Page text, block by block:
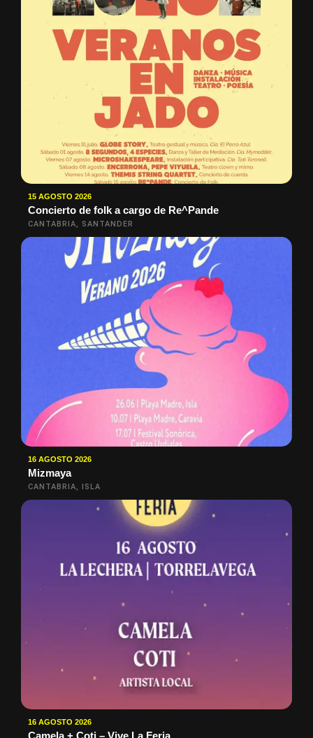
15 AGOSTO 2026
Concierto de folk a cargo de Re^Pande
CANTABRIA, SANTANDER
16 AGOSTO 2026
Mizmaya
CANTABRIA, ISLA
16 AGOSTO 2026
Camela + Coti – Vive La Feria